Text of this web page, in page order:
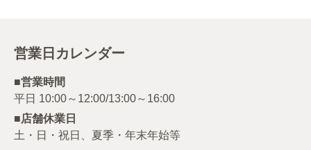
営業日カレンダー
■営業時間
■店舗休業日
土・日・祝日、夏季・年末年始等